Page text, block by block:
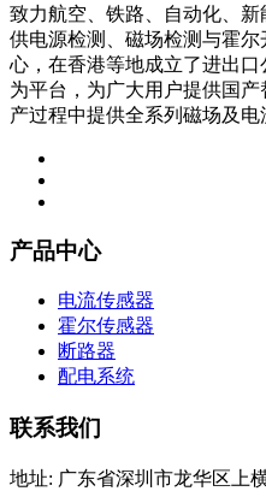
致力航空、铁路、自动化、
供电源检测、磁场检测与霍
心，在香港等地成立了进出
为平台，为广大用户提供国
产过程中提供全系列磁场及电
产品中心
电流传感器
霍尔传感器
断路器
配电系统
联系我们
地址: 广东省深圳市龙华区上